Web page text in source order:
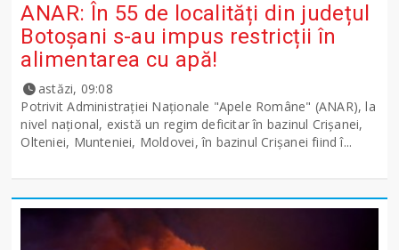
ANAR: În 55 de localități din județul
Botoșani s-au impus restricții în
alimentarea cu apă!
astăzi, 09:08
Potrivit Administraţiei Naţionale "Apele Române" (ANAR), la
nivel naţional, există un regim deficitar în bazinul Crişanei,
Olteniei, Munteniei, Moldovei, în bazinul Crişanei fiind î...